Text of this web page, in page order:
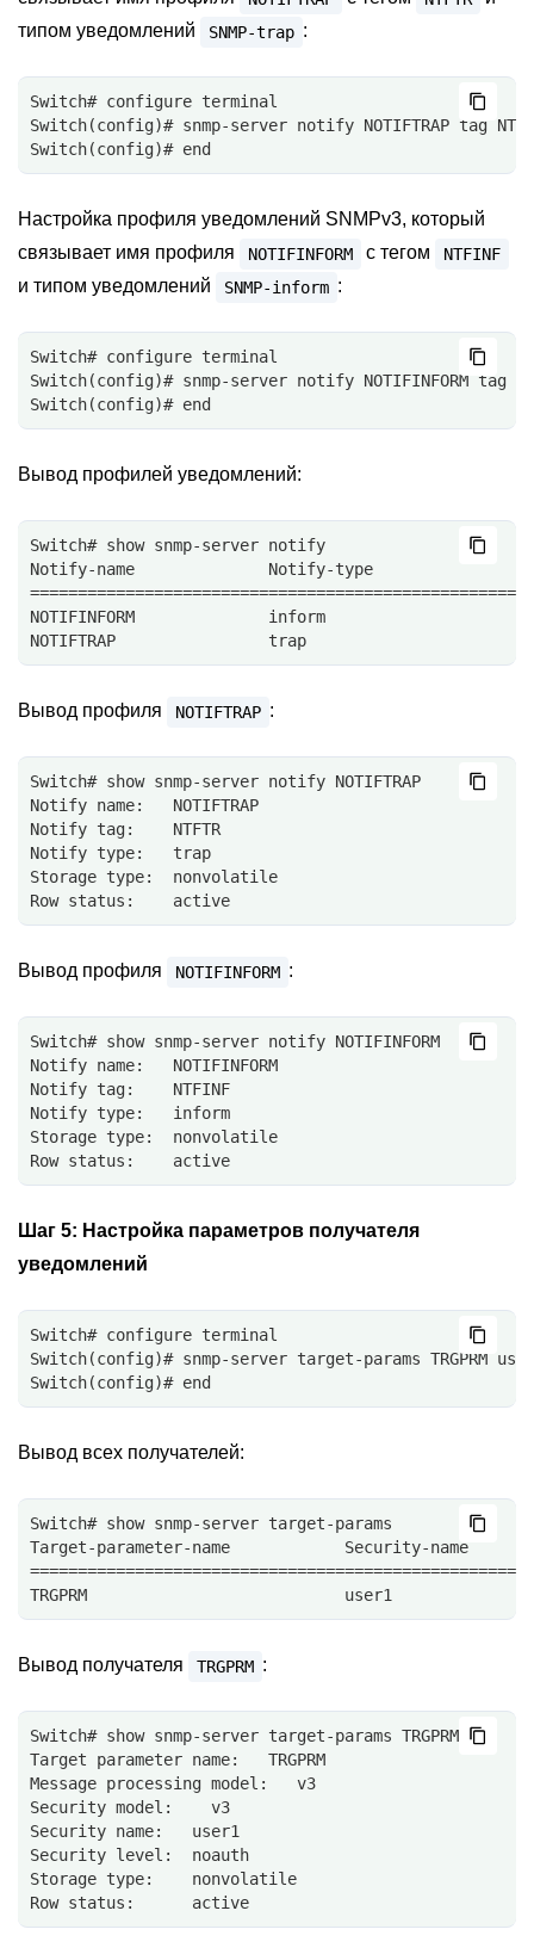
типом уведомлений
SNMP-trap :
Switch# configure terminal
Switch(config)# snmp-server notify NOTIFTRAP tag
Switch(config)# end
Настройка профиля уведомлений SNMPv3, который
связывает имя профиля
NOTIFINFORM с тегом NTFINF
и типом уведомлений SNMP-inform :
Switch# configure terminal
Switch(config)# snmp-server notify NOTIFINFORM tag
Switch(config)# end
Вывод профилей уведомлений:
Switch# show snmp-server notify
Notify-name              Notify-type
NOTIFINFORM              inform
NOTIFTRAP                trap
Вывод профиля NOTIFTRAP :
Switch# show snmp-server notify NOTIFTRAP
Notify name:   NOTIFTRAP
Notify tag:    NTFTR
Notify type:   trap
Storage type:  nonvolatile
Row status:    active
Вывод профиля NOTIFINFORM :
Switch# show snmp-server notify NOTIFINFORM
Notify name:   NOTIFINFORM
Notify tag:    NTFINF
Notify type:   inform
Storage type:  nonvolatile
Row status:    active
Шаг 5: Настройка параметров получателя
уведомлений
Switch# configure terminal
Switch(config)# snmp-server target-params TRGPRM
Switch(config)# end
Вывод всех получателей:
Switch# show snmp-server target-params
Target-parameter-name            Security-name
TRGPRM                           user1
Вывод получателя TRGPRM :
Switch# show snmp-server target-params TRGPRM
Target parameter name:   TRGPRM
Message processing model:   v3
Security model:    v3
Security name:   user1
Security level:  noauth
Storage type:    nonvolatile
Row status:      active